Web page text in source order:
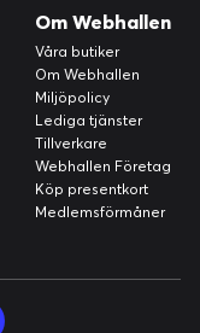
Om Webhallen
Våra butiker
Om Webhallen
Miljöpolicy
Lediga tjänster
Tillverkare
Webhallen Företag
Köp presentkort
Medlemsförmåner